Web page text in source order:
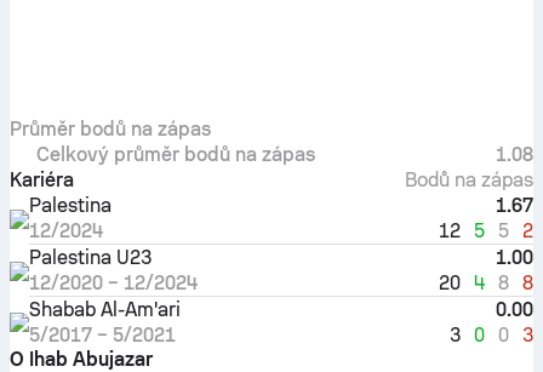
Průměr bodů na zápas
Celkový průměr bodů na zápas
1.08
Kariéra
Bodů na zápas
Palestina
1.67
12/2024
12 5 5
2
Palestina U23
1.00
12/2020– 12/2024 20 4 8 8
Shabab Al-Am'ari
0.00
5/2017– 5/2021 3 0 0 3
O Ihab Abujazar